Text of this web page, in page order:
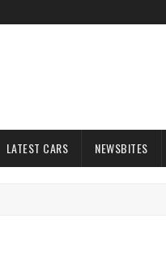
LATEST CARS NEWSBITES